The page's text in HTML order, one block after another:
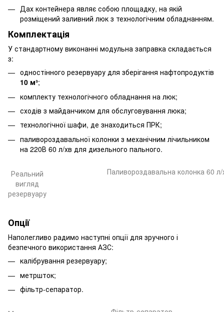
Дах контейнера являє собою площадку, на якій
розміщений заливний люк з технологічним обладнанням.
Комплектація
У стандартному виконанні модульна заправка складається
з:
одностінного резервуару для зберігання нафтопродуктів
10 м³;
комплекту технологічного обладнання на люк;
сходів з майданчиком для обслуговування люка;
технологічної шафи, де знаходиться ПРК;
паливороздавальної колонки з механічним лічильником
на 220В 60 л/хв для дизельного пального.
Реальний
вигляд
резервуару
Паливороздавальна колонка 60 л/
Опції
Наполегливо радимо наступні опції для зручного і
безпечного використання АЗС:
калібрування резервуару;
метршток;
фільтр-сепаратор.